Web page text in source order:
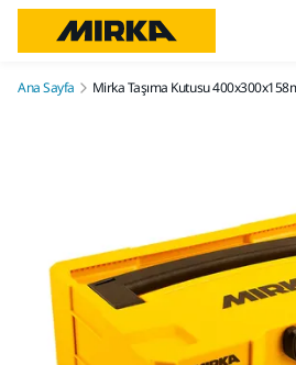
Ana Sayfa Mirka Taşıma Kutusu